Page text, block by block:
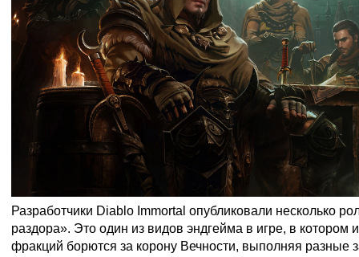
Разработчики Diablo Immortal опубликовали несколько
раздора». Это один из видов эндгейма в игре, в котором
фракций борются за корону Вечности, выполняя разные